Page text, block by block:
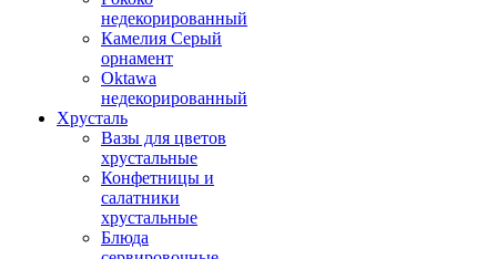
недекорированный
Камелия Серый
орнамент
Oktawa
недекорированный
Хрусталь
Вазы для цветов
хрустальные
Конфетницы и
салатники
хрустальные
Блюда